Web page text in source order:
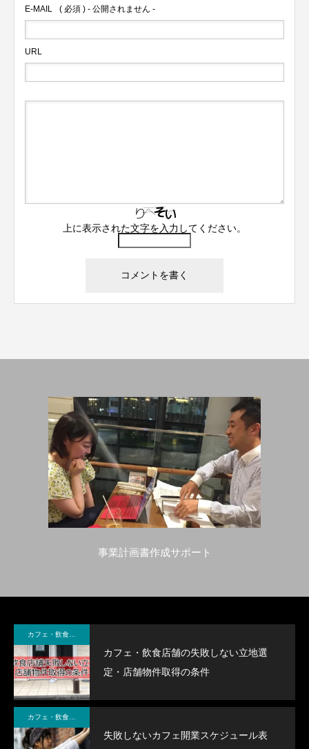
E-MAIL ( 必須 ) - 公開されません -
URL
上に表示された文字を入力してください。
事業計画書作成サポート
カフェ・飲食店経営
カフェ・飲食店舗の失敗しない立地選
定・店舗物件取得の条件
カフェ・飲食店開業
失敗しないカフェ開業スケジュール表